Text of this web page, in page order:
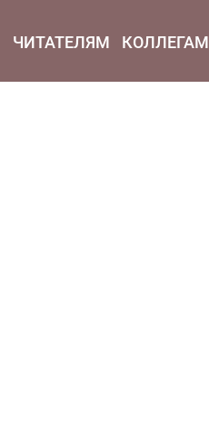
ЧИТАТЕЛЯМ КОЛЛЕГАМ